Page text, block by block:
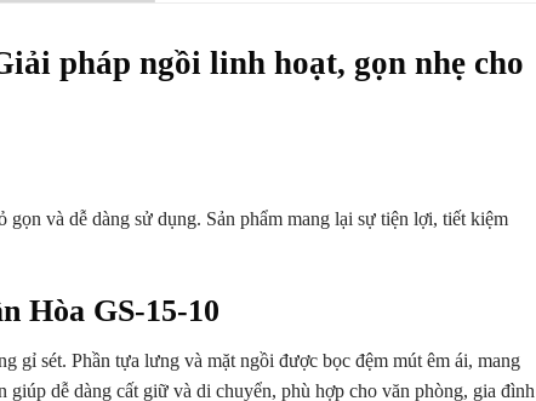
pháp ngồi linh hoạt, gọn nhẹ cho
và dễ dàng sử dụng. Sản phẩm mang lại sự tiện lợi, tiết kiệm
Hòa GS-15-10
gỉ sét. Phần tựa lưng và mặt ngồi được bọc đệm mút êm ái, mang
dễ dàng cất giữ và di chuyển, phù hợp cho văn phòng, gia đình